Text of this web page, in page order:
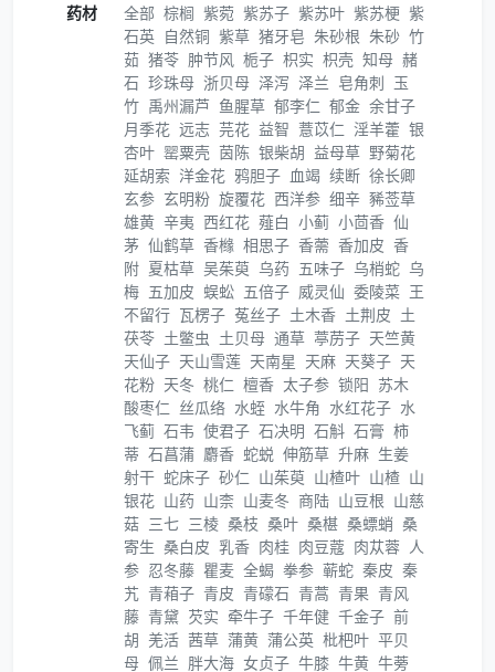
药材 全部 棕榈 紫菀 紫苏子 紫苏叶 紫苏梗 紫
石英 自然铜 紫草 猪牙皂 朱砂根 朱砂 竹
茹 猪苓 肿节风 栀子 枳实 枳壳 知母 赭
石 珍珠母 浙贝母 泽泻 泽兰 皂角刺 玉
竹 禹州漏芦 鱼腥草 郁李仁 郁金 余甘子
月季花 远志 芫花 益智 薏苡仁 淫羊藿 银
杏叶 罂粟壳 茵陈 银柴胡 益母草 野菊花
延胡索 洋金花 鸦胆子 血竭 续断 徐长卿
玄参 玄明粉 旋覆花 西洋参 细辛 豨莶草
雄黄 辛夷 西红花 薤白 小蓟 小茴香 仙
茅 仙鹤草 香橼 相思子 香薷 香加皮 香
附 夏枯草 吴茱萸 乌药 五味子 乌梢蛇 乌
梅 五加皮 蜈蚣 五倍子 威灵仙 委陵菜 王
不留行 瓦楞子 菟丝子 土木香 土荆皮 土
茯苓 土鳖虫 土贝母 通草 葶苈子 天竺黄
天仙子 天山雪莲 天南星 天麻 天葵子 天
花粉 天冬 桃仁 檀香 太子参 锁阳 苏木
酸枣仁 丝瓜络 水蛭 水牛角 水红花子 水
飞蓟 石韦 使君子 石决明 石斛 石膏 柿
蒂 石菖蒲 麝香 蛇蜕 伸筋草 升麻 生姜
射干 蛇床子 砂仁 山茱萸 山楂叶 山楂 山
银花 山药 山柰 山麦冬 商陆 山豆根 山慈
菇 三七 三棱 桑枝 桑叶 桑椹 桑螵蛸 桑
寄生 桑白皮 乳香 肉桂 肉豆蔻 肉苁蓉 人
参 忍冬藤 瞿麦 全蝎 拳参 蕲蛇 秦皮 秦
艽 青葙子 青皮 青礞石 青蒿 青果 青风
藤 青黛 芡实 牵牛子 千年健 千金子 前
胡 羌活 茜草 蒲黄 蒲公英 枇杷叶 平贝
母 佩兰 胖大海 女贞子 牛膝 牛黄 牛蒡